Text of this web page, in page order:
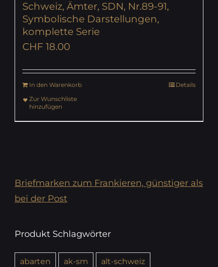
Schweiz, Ämter, SDN, Nr.89-91,
Symbolische Darstellungen,
komplette Serie
CHF 18.00
In den Warenkorb
Details
Zur Wunschliste
hinzufügen
Briefmarken zum Frankieren, günstiger als
bei der Post
Produkt Schlagwörter
abarten ak-sm
alt-schweiz